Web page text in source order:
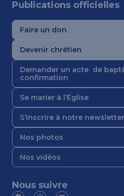
Publications officielles
Faire un don
Devenir chrétien
Demander un acte de
confirmation
Se marier à l’Église
S’inscrire à notre newsletter
Nos photos
Nos vidéos
Nous suivre